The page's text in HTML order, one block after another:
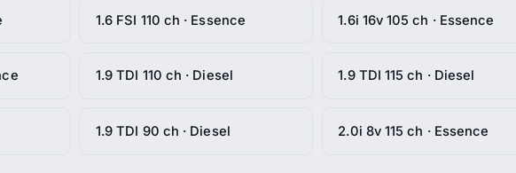
1.6 FSI 110 ch · Essence 1.6i 16v 105 ch · Essence
1.9 TDI 110 ch · Diesel 1.9 TDI 115 ch · Diesel
1.9 TDI 90 ch · Diesel 2.0i 8v 115 ch · Essence